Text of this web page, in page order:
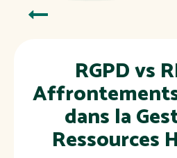
RGPD vs
dans la
Ressources